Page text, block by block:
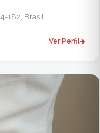
182, Brasil
Ver Perfil